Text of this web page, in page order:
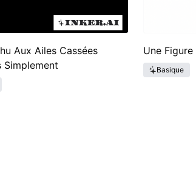
Aux Ailes Cassées
Simplement
Une
Basique